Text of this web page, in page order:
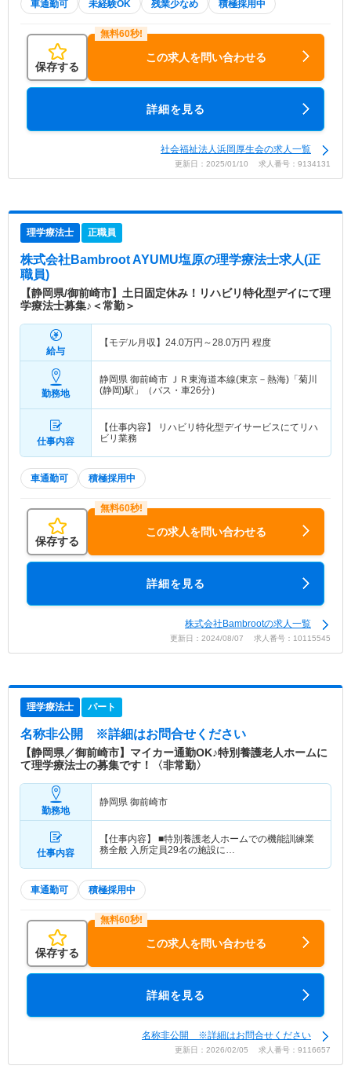
車通勤可 未経験OK 残業少なめ 積極採用中
保存する
この求人を問い合わせる
詳細を見る
社会福祉法人浜岡厚生会の求人一覧
更新日：2025/01/10 求人番号：9134131
理学療法士 正職員
株式会社Bambroot AYUMU塩原の理学療法士求人(正
職員)
【静岡県/御前崎市】土日固定休み！リハビリ特化型デイにて理
学療法士募集♪＜常勤＞
給与
【モデル月収】 24.0万円～28.0万円 程度
勤務地
静岡県 御前崎市 ＪＲ東海道本線(東京－熱海)「菊川
(静岡)駅」（バス・車26分）
仕事内容
【仕事内容】 リハビリ特化型デイサービスにてリハ
ビリ業務
車通勤可 積極採用中
保存する
この求人を問い合わせる
詳細を見る
株式会社Bambrootの求人一覧
更新日：2024/08/07 求人番号：10115545
理学療法士 パート
名称非公開 ※詳細はお問合せください
【静岡県／御前崎市】マイカー通勤OK♪特別養護老人ホームに
て理学療法士の募集です！〈非常勤〉
勤務地
静岡県 御前崎市
仕事内容
【仕事内容】 ■特別養護老人ホームでの機能訓練業
務全般 入所定員29名の施設に…
車通勤可 積極採用中
保存する
この求人を問い合わせる
詳細を見る
名称非公開 ※詳細はお問合せください
更新日：2026/02/05 求人番号：9116657